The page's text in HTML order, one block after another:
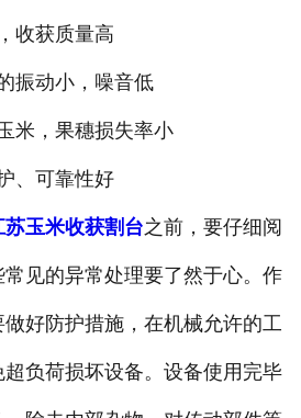
获质量高
动小，噪音低
，果穗损失率小
可靠性好
苏玉米收获割台之前，要仔细阅
见的异常处理要了然于心。作
好防护措施，在机械允许的工
负荷损坏设备。设备使用完毕